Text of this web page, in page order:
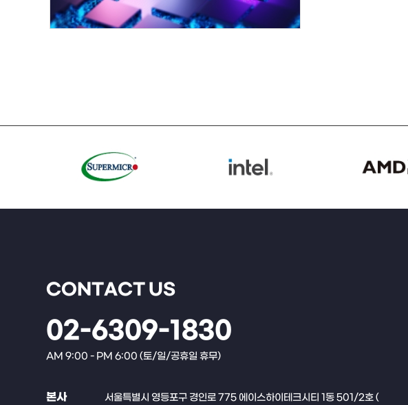
CONTACT US
02-6309-1830
AM 9:00 - PM 6:00 (토/일/공휴일 휴무)
본사
서울특별시 영등포구 경인로 775 에이스하이테크시티 1동 501/2호 (